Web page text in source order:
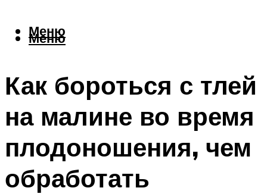
Меню
Меню
Как бороться с тлей
на малине во время
плодоношения, чем
обработать